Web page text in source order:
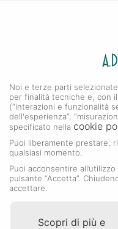
Collezione GMT-
Noi e terze parti
per finalità tecniche e, con
(“interazioni e funzionalità
dell'esperienza”,
specificato nella cookie
Puoi liberamente prestare,
qualsiasi momento.
Puoi acconsentire
pulsante “Accetta”.
accettare.
Scopri di più e